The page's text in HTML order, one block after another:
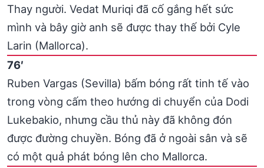
Thay người. Vedat Muriqi đã cố gắng hết sức
mình và bây giờ anh sẽ được thay thế bởi Cyle
Larin (Mallorca).
76′
Ruben Vargas (Sevilla) bấm bóng rất tinh tế vào
trong vòng cấm theo hướng di chuyển của Dodi
Lukebakio, nhưng cầu thủ này đã không đón
được đường chuyền. Bóng đã ở ngoài sân và sẽ
có một quả phát bóng lên cho Mallorca.